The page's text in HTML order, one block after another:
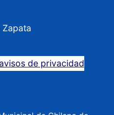
Zapata
de privacidad